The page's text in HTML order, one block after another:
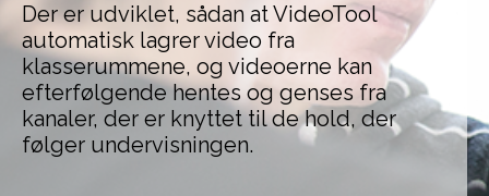
Der er udviklet, sådan at VideoTool
automatisk lagrer video fra
klasserummene, og videoerne kan
efterfølgende hentes og genses fra
kanaler, der er knyttet til de hold, der
følger undervisningen.